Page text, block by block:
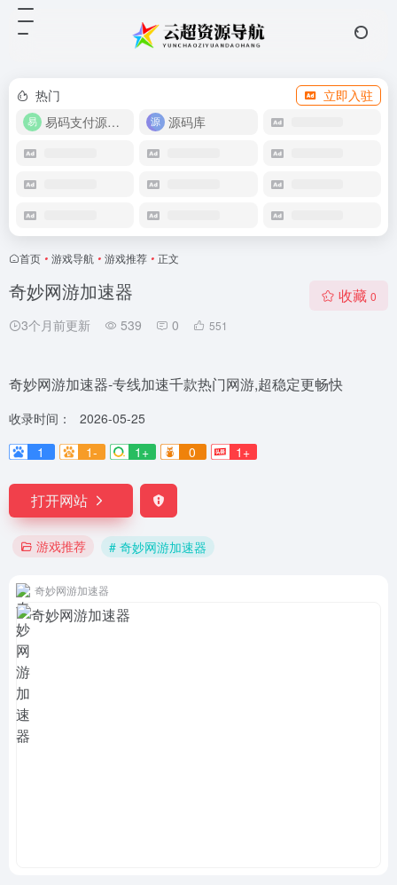
热门
立即入驻
易码支付源码下载
源码库
首页 • 游戏导航 • 游戏推荐 • 正文
奇妙网游加速器
3个月前更新 539 0 551
收藏 0
奇妙网游加速器-专线加速千款热门网游,超稳定更畅快
收录时间：
2026-05-25
1
1- 1+ 0 1+
打开网站
游戏推荐 # 奇妙网游加速器
奇妙网游加速器